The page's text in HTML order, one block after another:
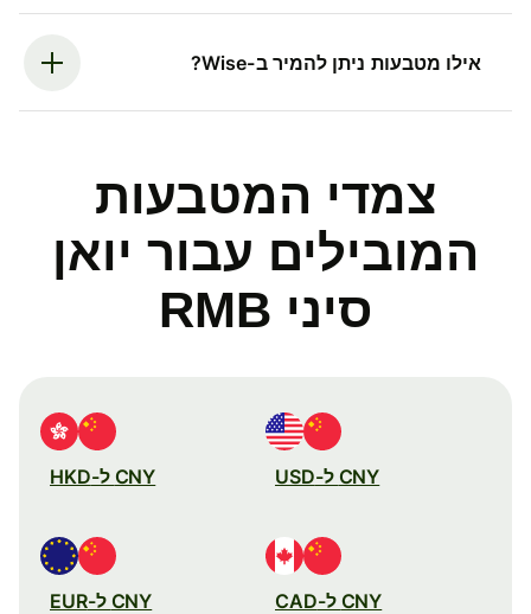
אילו מטבעות ניתן להמיר ב-Wise?
צמדי המטבעות
המובילים עבור יואן
סיני RMB
CNY ל-USD CNY ל-HKD
CNY ל-CAD CNY ל-EUR